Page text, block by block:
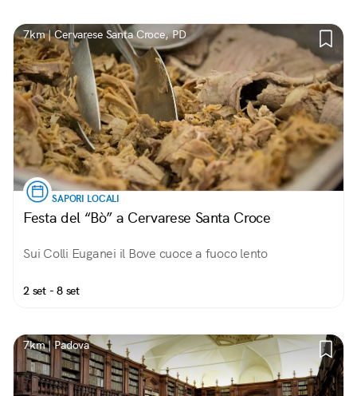
7km | Cervarese Santa Croce, PD
SAPORI LOCALI
Festa del “Bò” a Cervarese Santa Croce
Sui Colli Euganei il Bove cuoce a fuoco lento
2 set - 8 set
7km | Padova